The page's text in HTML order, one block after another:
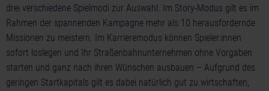
drei verschiedene Spielmodi zur Auswahl. Im Story-Modus gilt es im
Rahmen der spannenden Kampagne mehr als 10 herausfordernde
Missionen zu meistern. Im Karrieremodus können Spieler:innen
sofort loslegen und Ihr Straßenbahnunternehmen ohne Vorgaben
starten und ganz nach ihren Wünschen ausbauen – Aufgrund des
geringen Startkapitals gilt es dabei natürlich gut zu wirtschaften,